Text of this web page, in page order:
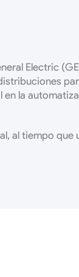
Electric
en la
al tiempo que